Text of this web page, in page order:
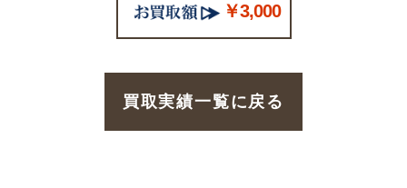
￥3,000
買取実績一覧に戻る